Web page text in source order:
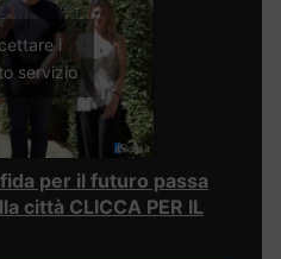
i
servizio
per il futuro passa
città CLICCA PER IL